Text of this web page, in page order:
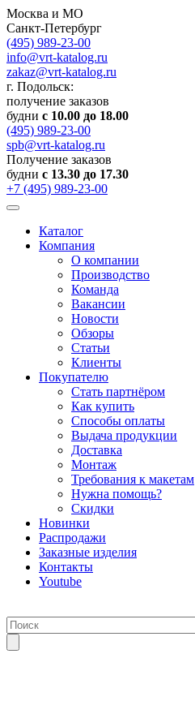
Москва и МО
Санкт-Петербург
(495) 989-23-00
info@vrt-katalog.ru
zakaz@vrt-katalog.ru
г. Подольск:
получение заказов
будни с 10.00 до 18.00
(495) 989-23-00
spb@vrt-katalog.ru
Получение заказов
будни с 13.30 до 17.30
+7 (495) 989-23-00
Каталог
Компания
О компании
Производство
Команда
Вакансии
Новости
Обзоры
Статьи
Клиенты
Покупателю
Стать партнёром
Как купить
Способы оплаты
Выдача продукции
Доставка
Монтаж
Требования к макетам
Нужна помощь?
Скидки
Новинки
Распродажи
Заказные изделия
Контакты
Youtube